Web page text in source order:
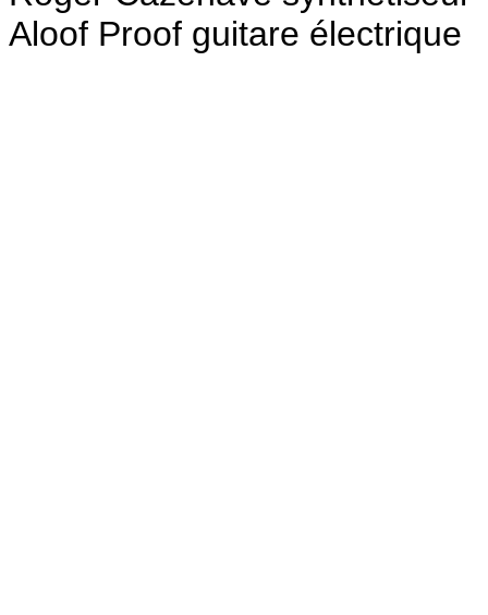
Aloof Proof guitare électrique